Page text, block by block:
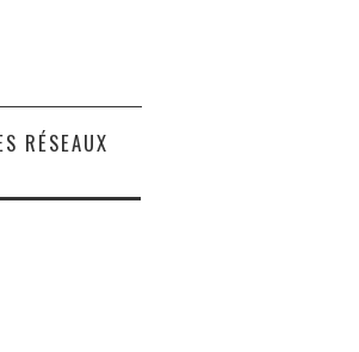
RÉSEAUX